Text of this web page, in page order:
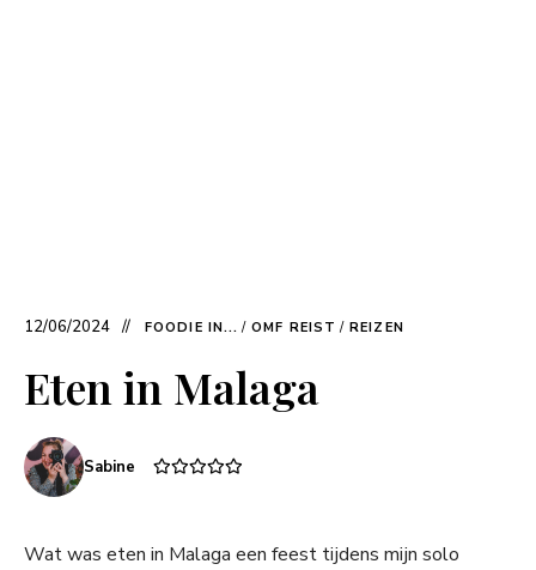
12/06/2024 FOODIE IN... / OMF REIST / REIZEN
Eten in Malaga
Sabine
Wat was eten in Malaga een feest tijdens mijn solo